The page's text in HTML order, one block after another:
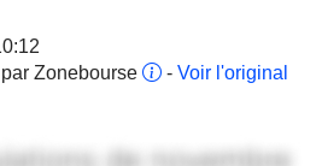
Zonebourse
- Voir l'original